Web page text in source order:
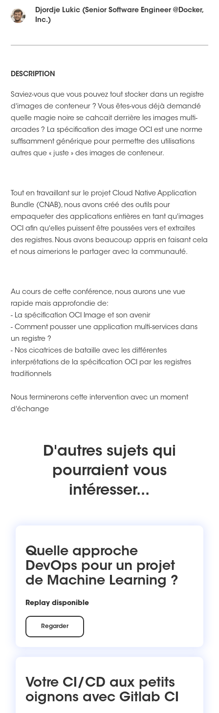
Djordje Lukic (Senior Software Engineer @Docker,
Inc.)
DESCRIPTION
Saviez-vous que vous pouvez tout stocker dans un registre
d'images de conteneur ? Vous êtes-vous déjà demandé
quelle magie noire se cahcait derrière les images multi-
arcades ? La spécification des image OCI est une norme
suffisamment générique pour permettre des utilisations
autres que « juste » des images de conteneur.
Tout en travaillant sur le projet Cloud Native Application
Bundle (CNAB), nous avons créé des outils pour
empaqueter des applications entières en tant qu'images
OCI afin qu'elles puissent être poussées vers et extraites
des registres. Nous avons beaucoup appris en faisant cela
et nous aimerions le partager avec la communauté.
Au cours de cette conférence, nous aurons une vue
rapide mais approfondie de:
- La spécification OCI Image et son avenir
- Comment pousser une application multi-services dans
un registre ?
- Nos cicatrices de bataille avec les différentes
interprétations de la spécification OCI par les registres
traditionnels
Nous terminerons cette intervention avec un moment
d'échange
D'autres sujets qui
pourraient vous
intéresser...
Quelle approche
DevOps pour un projet
de Machine Learning ?
Replay disponible
Regarder
Votre CI/CD aux petits
oignons avec Gitlab CI